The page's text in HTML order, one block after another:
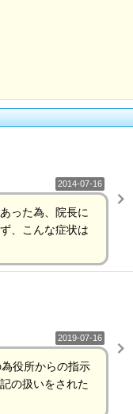
2014-07-16
った為、院長に
、こんな症状は
2019-07-16
役所からの指示
の扱いをされた